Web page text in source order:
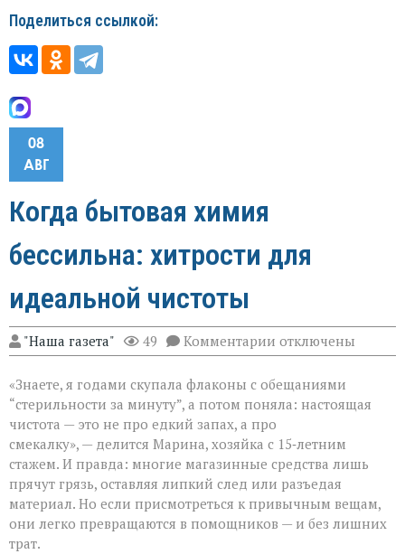
Поделиться ссылкой:
08
АВГ
Когда бытовая химия
бессильна: хитрости для
идеальной чистоты
"Наша газета" 49 Комментарии к
записи
бытовая
химия
хитрости
для
идеальной
чистоты
отключены
«Знаете, я годами скупала флаконы с обещаниями
“стерильности за минуту”, а потом поняла: настоящая
чистота — это не про едкий запах, а про
смекалку», — делится Марина, хозяйка с 15‑летним
стажем. И правда: многие магазинные средства лишь
прячут грязь, оставляя липкий след или разъедая
материал. Но если присмотреться к привычным вещам,
они легко превращаются в помощников — и без лишних
трат.